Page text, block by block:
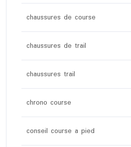
chaussures de course
chaussures de trail
chaussures trail
chrono course
conseil course a pied